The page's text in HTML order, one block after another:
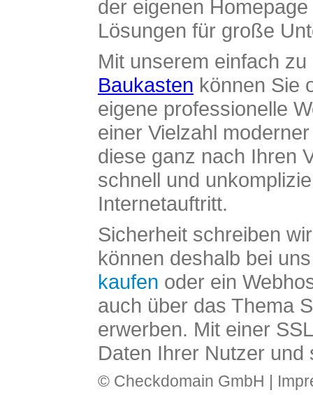
der eigenen
Lösungen für große
Mit unserem einfach
Baukasten können Sie
eigene professionelle
einer Vielzahl
diese ganz nach Ihren
schnell und
Internetauftritt.
Sicherheit schreiben
können deshalb bei
kaufen oder ein
auch über das Thema
erwerben. Mit einer
Daten Ihrer Nutzer und
© Checkdomain GmbH |